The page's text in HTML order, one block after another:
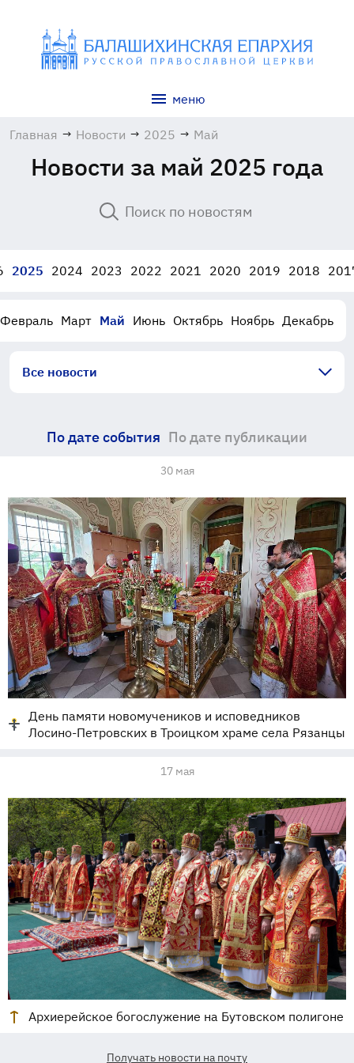
меню
Главная → Новости → 2025 → Май
Новости за май 2025 года
2025 2024 2023 2022 2021 2020 2019 2018
Февраль Март Май Июнь Октябрь Ноябрь Декабрь
Все новости
По дате события По дате публикации
30 мая
День памяти новомучеников и исповедников
Лосино-Петровских в Троицком храме села Рязанцы
17 мая
Архиерейское богослужение на Бутовском полигоне
Получать новости на почту